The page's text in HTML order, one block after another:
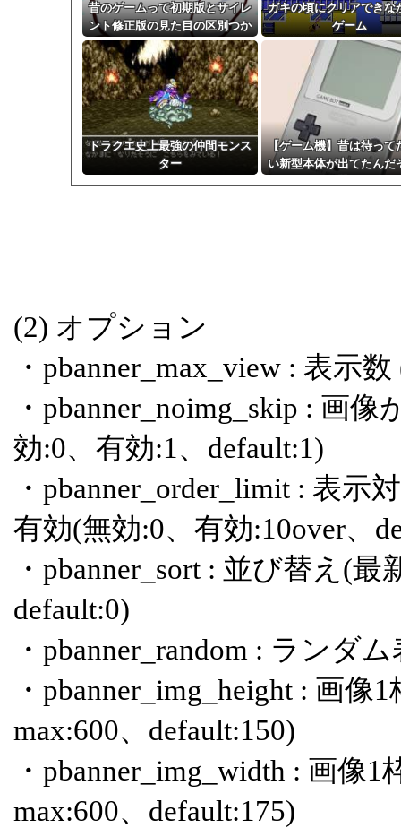
昔のゲームって初期版とサイレ
ント修正版の見た目の区別つか
ないの怖くない？
ガキの頃にクリアできな
ゲーム
ドラクエ史上最強の仲間モンス
ター
【ゲーム機】昔は待って
い新型本体が出てたんだ
(2) オプション
・pbanner_max_view : 表示
・pbanner_noimg_skip : 画
効:0、有効:1、default:1)
・pbanner_order_limit : 表
有効(無効:0、有効:10over、
・pbanner_sort : 並び替え(
default:0)
・pbanner_random : ランダ
・pbanner_img_height : 画
max:600、default:150)
・pbanner_img_width : 画像
max:600、default:175)